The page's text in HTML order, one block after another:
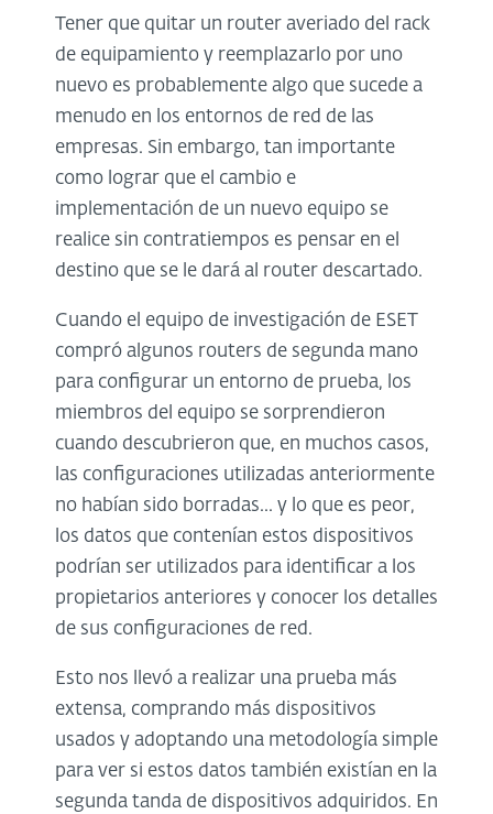
Tener que quitar un router averiado del rack
de equipamiento y reemplazarlo por uno
nuevo es probablemente algo que sucede a
menudo en los entornos de red de las
empresas. Sin embargo, tan importante
como lograr que el cambio e
implementación de un nuevo equipo se
realice sin contratiempos es pensar en el
destino que se le dará al router descartado.
Cuando el equipo de investigación de ESET
compró algunos routers de segunda mano ​​
para configurar un entorno de prueba, los
miembros del equipo se sorprendieron
cuando descubrieron que, en muchos casos,
las configuraciones utilizadas anteriormente
no habían sido borradas... y lo que es peor,
los datos que contenían estos dispositivos
podrían ser utilizados para identificar a los
propietarios anteriores y conocer los detalles
de sus configuraciones de red.
Esto nos llevó a realizar una prueba más
extensa, comprando más dispositivos
usados ​​y adoptando una metodología simple
para ver si estos datos también existían en la
segunda tanda de dispositivos adquiridos. En